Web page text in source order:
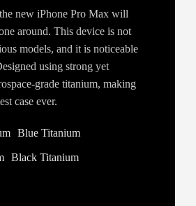
new iPhone Pro Max will
around. This device is not
models, and it is noticeable
using strong yet
grade titanium, making
case ever.
Blue Titanium
Black Titanium